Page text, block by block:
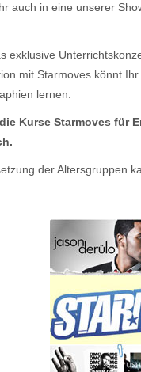
auch in eine unserer
exklusive
mit Starmoves könnt
lernen.
Kurse Starmoves für
der Altersgruppen